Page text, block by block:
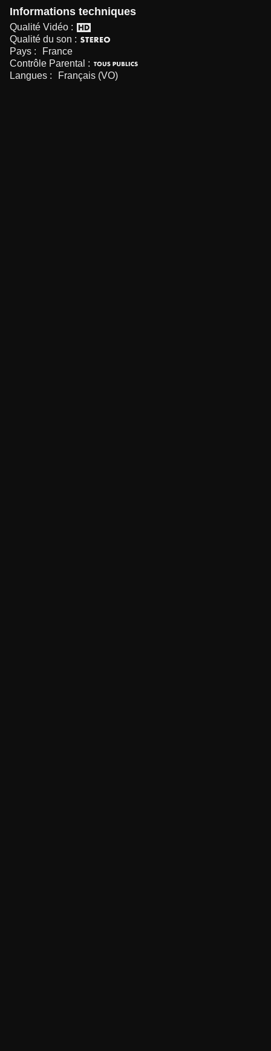
Informations techniques
Qualité Vidéo :
Qualité du son :
Pays :
France
Contrôle Parental :
Langues :
Français (VO)